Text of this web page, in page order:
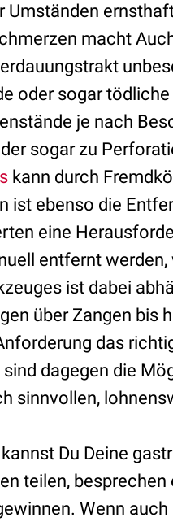
Umständen
macht
oder sogar tödliche
je nach
sogar zu
kann durch
ist ebenso die
eine
entfernt werden,
ist dabei
über Zangen bis
das
dagegen die
sinnvollen,
Du Deine
teilen, besprechen
Wenn auch